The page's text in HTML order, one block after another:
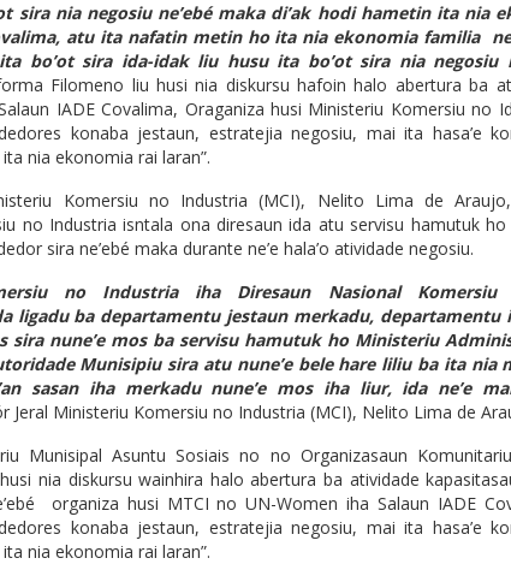
sira nia negosiu ne’ebé maka di’ak hodi hametin ita nia
atu ita nafatin metin ho ita nia ekonomia familia
bo’ot sira ida-idak liu husu ita bo’ot sira nia negosiu
Filomeno liu husi nia diskursu hafoin halo abertura ba
Salaun IADE Covalima, Oraganiza husi Ministeriu Komersiu no
konaba jestaun, estratejia negosiu, mai ita hasa’e
ita nia ekonomia rai laran”.
Komersiu no Industria (MCI), Nelito Lima de
no Industria isntala ona diresaun ida atu servisu hamutuk
sira ne’ebé maka durante ne’e hala’o atividade negosiu.
no Industria iha Diresaun Nasional
ligadu ba departamentu jestaun merkadu, departamentu
sira nune’e mos ba servisu hamutuk ho Ministeriu
Munisipiu sira atu nune’e bele hare liliu ba ita nia
sasan iha merkadu nune’e mos iha liur, ida ne’e
Jeral Ministeriu Komersiu no Industria (MCI), Nelito Lima de
Munisipal Asuntu Sosiais no no Organizasaun
husi nia diskursu wainhira halo abertura ba atividade
organiza husi MTCI no UN-Women iha Salaun IADE
konaba jestaun, estratejia negosiu, mai ita hasa’e
nia ekonomia rai laran”.